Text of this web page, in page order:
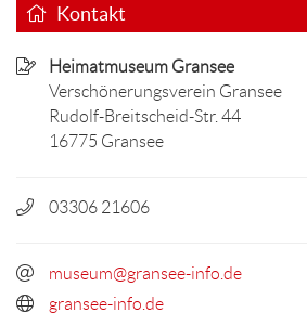
Kontakt
Heimatmuseum Gransee
Verschönerungsverein Gransee
Rudolf-Breitscheid-Str. 44
16775 Gransee
03306 21606
museum@gransee-info.de
gransee-info.de